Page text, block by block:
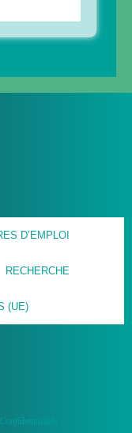
D’EMPLOI
RECHERCHE
(UE)
Confidentialités